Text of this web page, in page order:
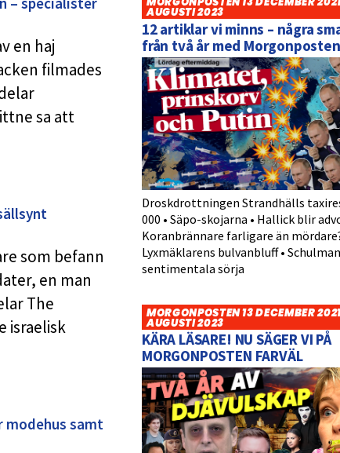
en haj
filmades
sa att
som befann
en man
The
israelisk
modehus samt
AUGUSTI 2023
12 artiklar vi minns – några
från två år med Morgonposten
Droskdrottningen Strandhälls
000 • Säpo-skojarna • Hallick blir
Koranbrännare farligare än
Lyxmäklarens bulvanbluff •
sentimentala sörja
MORGONPOSTEN 13 DECEMBER
AUGUSTI 2023
KÄRA LÄSARE! NU SÄGER VI PÅ
MORGONPOSTEN FARVÄL